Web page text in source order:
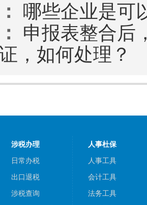
哪些企业是可
申报表整合后
，如何处理？
涉税办理
日常办税
出口退税
涉税查询
人事杜保
人事工具
会计工具
法务工具